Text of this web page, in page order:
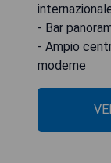
- Bar
- Ampio
moderne